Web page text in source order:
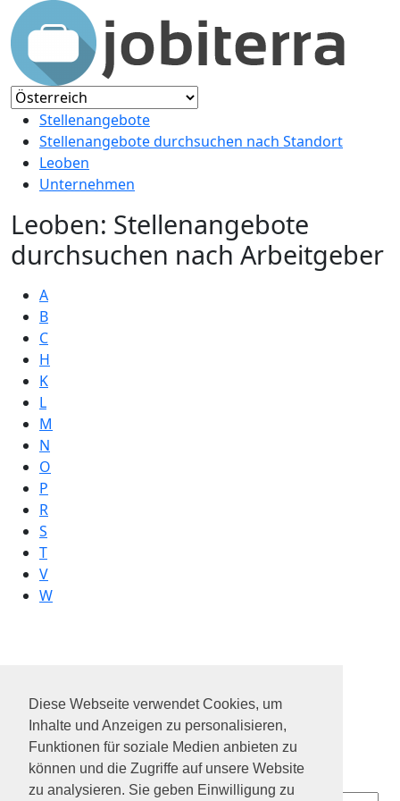
Diese Webseite verwendet Cookies, um
Inhalte und Anzeigen zu personalisieren,
Funktionen für soziale Medien anbieten zu
können und die Zugriffe auf unsere Website
zu analysieren. Sie geben Einwilligung zu
Stellenangebote
Stellenangebote durchsuchen nach Standort
Leoben
Unternehmen
Leoben: Stellenangebote
durchsuchen nach Arbeitgeber
A
B
C
H
K
L
M
N
O
P
R
S
T
V
W
AT&S Austria Technologie & Systemtechnik AG
ates
atsaustria
aurena gmbh
avis budget group